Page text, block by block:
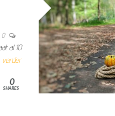
0
al 10
verder
0
SHARES